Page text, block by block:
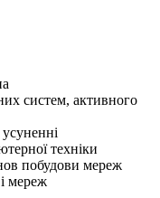
систем, активного
техніки
побудови мереж
і мереж